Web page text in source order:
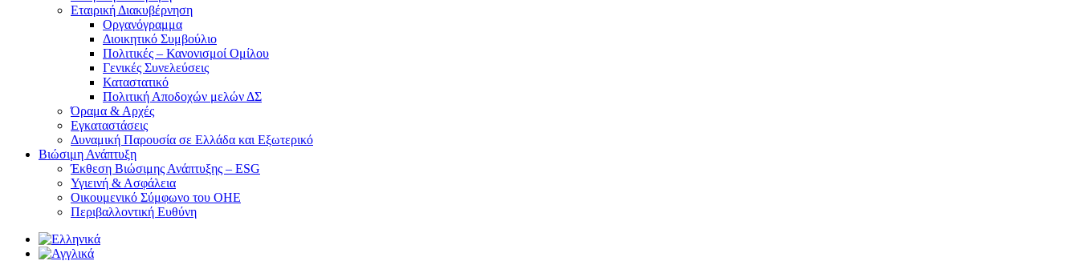
Εταιρική Διακυβέρνηση
Οργανόγραμμα
Διοικητικό Συμβούλιο
Πολιτικές – Κανονισμοί Ομίλου
Γενικές Συνελεύσεις
Καταστατικό
Πολιτική Αποδοχών μελών ΔΣ
Όραμα & Αρχές
Εγκαταστάσεις
Δυναμική Παρουσία σε Ελλάδα και Εξωτερικό
Βιώσιμη Ανάπτυξη
Έκθεση Βιώσιμης Ανάπτυξης – ESG
Υγιεινή & Ασφάλεια
Οικουμενικό Σύμφωνο του ΟΗΕ
Περιβαλλοντική Ευθύνη